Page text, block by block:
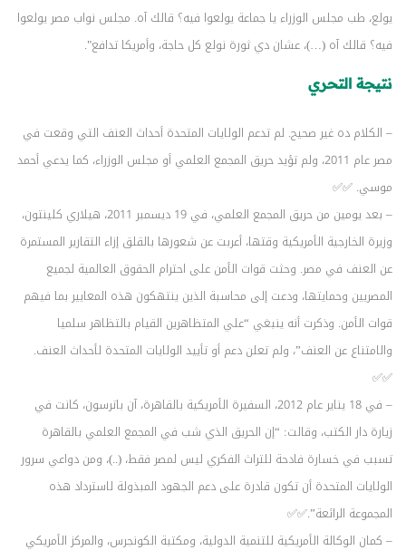
يولع، طب مجلس الوزراء يا جماعة يولعوا فيه؟ قالك آه. مجلس نواب مصر يولعوا
فيه؟ قالك آه (…)، عشان دي ثورة نولع كل حاجة، وأمريكا تدافع".
نتيجة التحري
– الكلام ده غير صحيح. لم تدعم الولايات المتحدة أحداث العنف التي وقعت في
مصر عام 2011، ولم تؤيد حريق المجمع العلمي أو مجلس الوزراء، كما يدعي أحمد
موسي. ✅✅
– بعد يومين من حريق المجمع العلمي، في 19 ديسمبر 2011، هيلاري كلينتون،
وزيرة الخارجية الأمريكية وقتها، أعربت عن شعورها بالقلق إزاء التقارير المستمرة
عن العنف في مصر. وحثت قوات الأمن على احترام الحقوق العالمية لجميع
المصريين وحمايتها، ودعت إلى محاسبة الذين ينتهكون هذه المعايير بما فيهم
قوات الأمن. وذكرت أنه ينبغي “علي المتظاهرين القيام بالتظاهر سلميا
والامتناع عن العنف”، ولم تعلن دعم أو تأييد الولايات المتحدة لأحداث العنف.
✅✅
– في 18 يناير عام 2012، السفيرة الأمريكية بالقاهرة، آن باترسون، كانت في
زيارة دار الكتب، وقالت: “إن الحريق الذي شب في المجمع العلمي بالقاهرة
تسبب في خسارة فادحة للتراث الفكري ليس لمصر فقط، (..)، ومن دواعي سرور
الولايات المتحدة أن تكون قادرة على دعم الجهود المبذولة لاسترداد هذه
المجموعة الرائعة”.✅✅
– كمان الوكالة الأمريكية للتنمية الدولية، ومكتبة الكونجرس، والمركز الأمريكي